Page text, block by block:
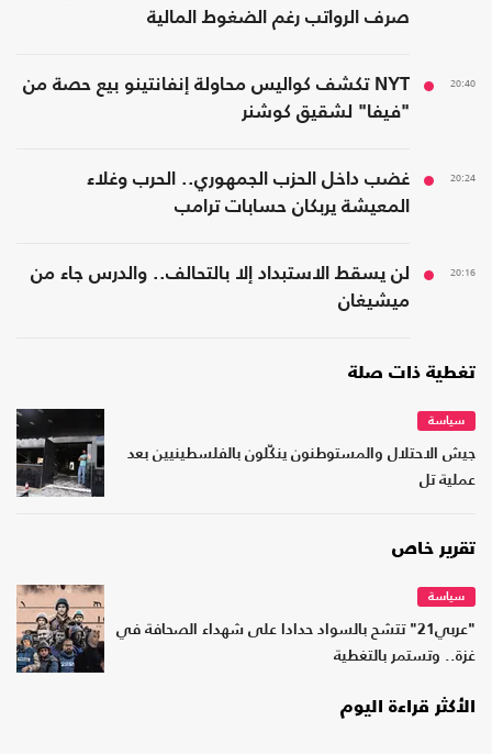
صرف الرواتب رغم الضغوط المالية
20:40
NYT تكشف كواليس محاولة إنفانتينو بيع حصة من
"فيفا" لشقيق كوشنر
20:24
غضب داخل الحزب الجمهوري.. الحرب وغلاء
المعيشة يربكان حسابات ترامب
20:16
لن يسقط الاستبداد إلا بالتحالف.. والدرس جاء من
ميشيغان
تغطية ذات صلة
سياسة
جيش الاحتلال والمستوطنون ينكّلون بالفلسطينيين بعد
عملية تل
تقرير خاص
سياسة
"عربي21" تتشح بالسواد حدادا على شهداء الصحافة في
غزة.. وتستمر بالتغطية
الأكثر قراءة اليوم